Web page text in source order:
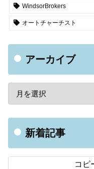
WindsorBrokers
オートチャーチスト
アーカイブ
新着記事
コピ